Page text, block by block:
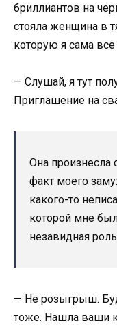
бриллиантов на
стояла женщина в
которую я сама
— Слушай, я тут
Приглашение на
Она произнесла
факт моего
какого-то
которой мне
незавидная
— Не розыгрыш.
тоже. Нашла ваши